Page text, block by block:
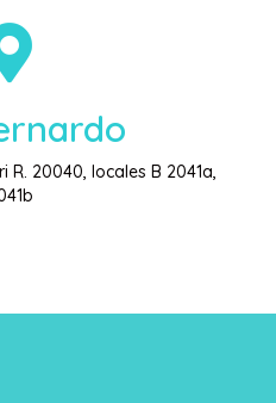
R. 20040, locales B 2041a,